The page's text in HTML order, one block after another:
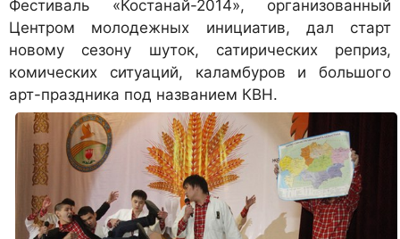
Фестиваль «Костанай-2014», организованный
Центром молодежных инициатив, дал старт
новому сезону шуток, сатирических реприз,
комических ситуаций, каламбуров и большого
арт-праздника под названием КВН.